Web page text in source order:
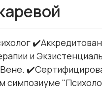
и
симпозиуме